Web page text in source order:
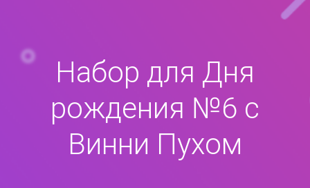
Набор для Дня
рождения №6 с
Винни Пухом